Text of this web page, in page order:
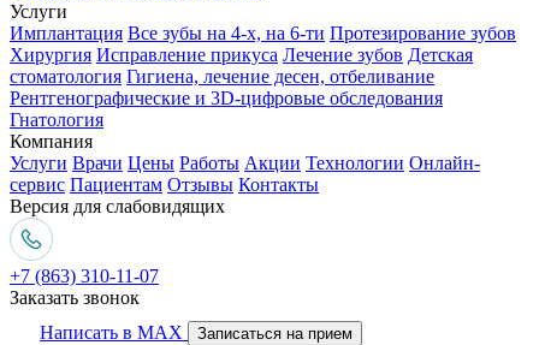
Услуги
Имплантация Все зубы на 4-х, на 6-ти Протезирование зубов
Хирургия Исправление прикуса Лечение зубов Детская
стоматология Гигиена, лечение десен, отбеливание
Рентгенографические и 3D-цифровые обследования
Гнатология
Компания
Услуги Врачи Цены Работы Акции Технологии Онлайн-
сервис Пациентам Отзывы Контакты
Версия для слабовидящих
+7 (863) 310-11-07
Заказать звонок
Написать в MAX
Записаться на прием